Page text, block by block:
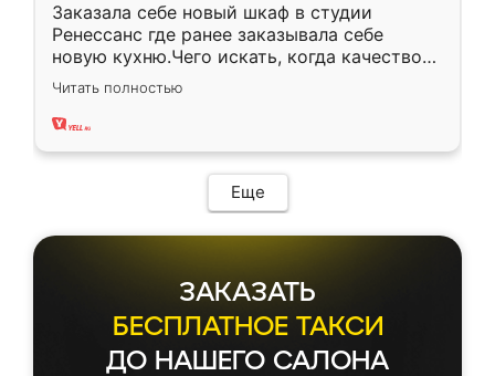
Заказала себе новый шкаф в студии
Ренессанс где ранее заказывала себе
новую кухню.Чего искать, когда качеством
вполне довольна. Служит кухня уже почти
два года, нареканий нет.
Читать полностью
Еще
ЗАКАЗАТЬ
БЕСПЛАТНОЕ ТАКСИ
ДО НАШЕГО САЛОНА